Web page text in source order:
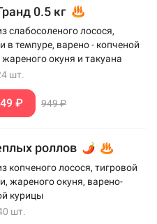
0.5 кг
слабосоленого лосося,
в темпуре, варено - копченой
окуня и такуана
шт.
₽ 949 ₽
роллов
копченого лосося, тигровой
жареного окуня, варено-
курицы
шт.